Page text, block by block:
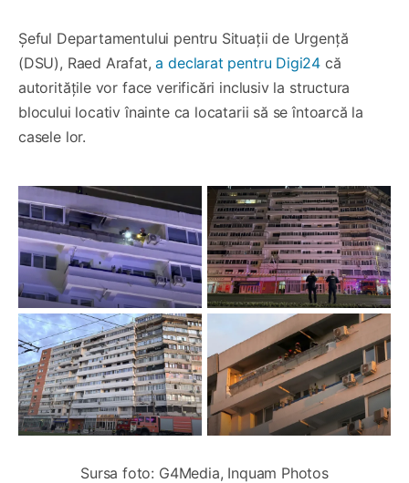
Șeful Departamentului pentru Situații de Urgență
(DSU), Raed Arafat, a declarat pentru Digi24 că
autoritățile vor face verificări inclusiv la structura
blocului locativ înainte ca locatarii să se întoarcă la
casele lor.
Sursa foto: G4Media, Inquam Photos